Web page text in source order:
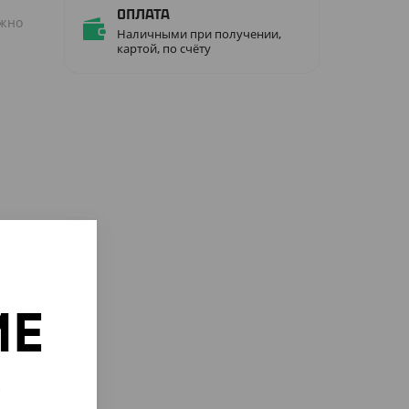
Оплата
Наличными при получении,
картой, по счёту